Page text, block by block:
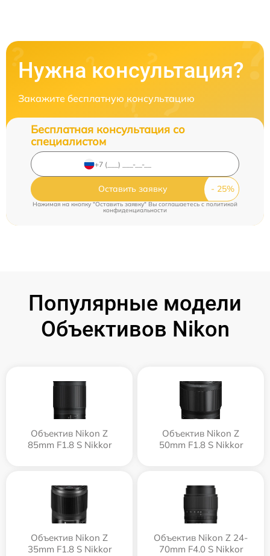
Нужна консультация?
Закажите бесплатную консультацию
Бесплатная консультация со
специалистом
Оставить заявку
Нажимая на кнопку "Оставить заявку" Вы соглашаетесь c политикой
конфиденциальности
Популярные модели
Объективов Nikon
Объектив Nikon Z
85mm F1.8 S Nikkor
Объектив Nikon Z
50mm F1.8 S Nikkor
Объектив Nikon Z
35mm F1.8 S Nikkor
Объектив Nikon Z 24-
70mm F4.0 S Nikkor